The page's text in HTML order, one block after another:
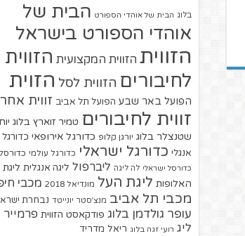
בלוג הבית של אוהדי הספורט הבית של
אוהדי הספורט בישראל
הזווית הזווית המקצועית הזווית
לחיבורים הזווית לסל הזוית
הפועל באר שבע הפועל תל אביב זווית
זווית לחיבורים טמיר זוארץ בלוג
שטנצלר בלוג יורגן קלופ כדורגל אירופאי כדורגל
אנגלי כדורגל ישראלי כדורגל עולמי
כדורסל ישראלי לה ליגה ליברפול ליגה אנגלית ליגת
האלופות ליגת העל מונדיאל 2018 מכבי
מכבי תל אביב מנצ'סטר יונייטד נבחרת
עופר גולדמן בלוג פודקאסט הזווית פרמייר
ליג רועי זגה בלוג ריאל מדריד